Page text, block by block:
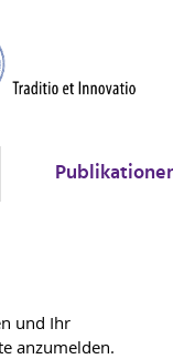
und Ihr
anzumelden.